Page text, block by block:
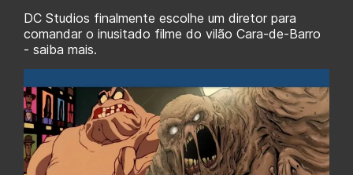
DC Studios finalmente escolhe um diretor para
comandar o inusitado filme do vilão Cara-de-Barro
- saiba mais.